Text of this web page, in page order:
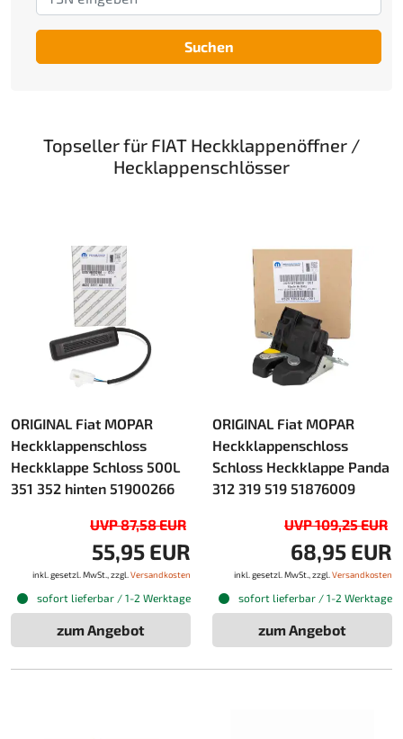
Suchen
Topseller für FIAT Heckklappenöffner /
Hecklappenschlösser
ORIGINAL Fiat MOPAR
Heckklappenschloss
Heckklappe Schloss 500L
351 352 hinten 51900266
UVP 87,58 EUR
55,95 EUR
inkl. gesetzl. MwSt., zzgl. Versandkosten
sofort lieferbar / 1-2 Werktage
zum Angebot
ORIGINAL Fiat MOPAR
Heckklappenschloss
Schloss Heckklappe Panda
312 319 519 51876009
UVP 109,25 EUR
68,95 EUR
inkl. gesetzl. MwSt., zzgl. Versandkosten
sofort lieferbar / 1-2 Werktage
zum Angebot